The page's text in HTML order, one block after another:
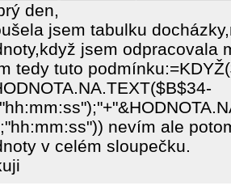
den,
jsem tabulku
jsem odpracovala
tedy tuto
nevím ale
v celém sloupečku.